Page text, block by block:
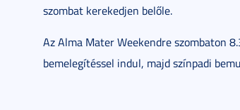
szombat kerekedjen belőle.
Az Alma Mater Weekendre szombaton
bemelegítéssel indul, majd színpadi